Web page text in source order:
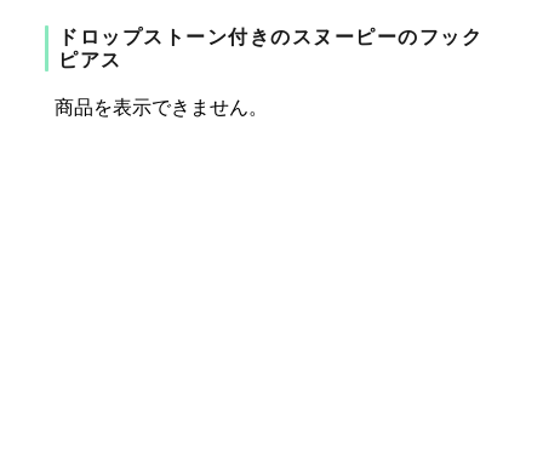
ドロップストーン付きのスヌーピーのフック
ピアス